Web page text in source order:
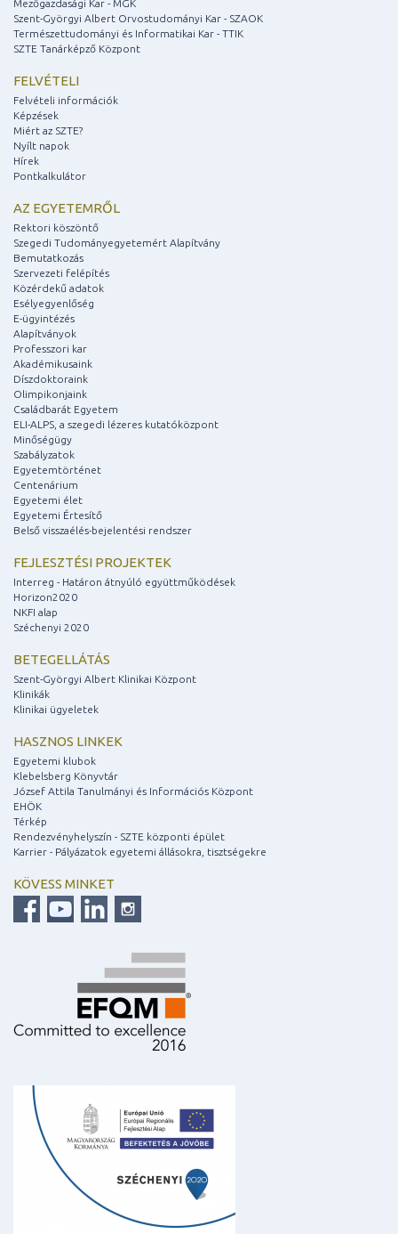
Mezőgazdasági Kar - MGK
Szent-Györgyi Albert Orvostudományi Kar - SZAOK
Természettudományi és Informatikai Kar - TTIK
SZTE Tanárképző Központ
FELVÉTELI
Felvételi információk
Képzések
Miért az SZTE?
Nyílt napok
Hírek
Pontkalkulátor
AZ EGYETEMRŐL
Rektori köszöntő
Szegedi Tudományegyetemért Alapítvány
Bemutatkozás
Szervezeti felépítés
Közérdekű adatok
Esélyegyenlőség
E-ügyintézés
Alapítványok
Professzori kar
Akadémikusaink
Díszdoktoraink
Olimpikonjaink
Családbarát Egyetem
ELI-ALPS, a szegedi lézeres kutatóközpont
Minőségügy
Szabályzatok
Egyetemtörténet
Centenárium
Egyetemi élet
Egyetemi Értesítő
Belső visszaélés-bejelentési rendszer
FEJLESZTÉSI PROJEKTEK
Interreg - Határon átnyúló együttműködések
Horizon2020
NKFI alap
Széchenyi 2020
BETEGELLÁTÁS
Szent-Györgyi Albert Klinikai Központ
Klinikák
Klinikai ügyeletek
HASZNOS LINKEK
Egyetemi klubok
Klebelsberg Könyvtár
József Attila Tanulmányi és Információs Központ
EHÖK
Térkép
Rendezvényhelyszín - SZTE központi épület
Karrier - Pályázatok egyetemi állásokra, tisztségekre
KÖVESS MINKET